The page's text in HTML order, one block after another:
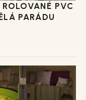
PVC
PARÁDU